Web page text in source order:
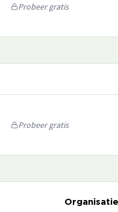
Probeer gratis
Probeer gratis
Organisatie